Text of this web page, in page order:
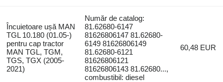
Încuietoare ușă MAN
TGL 10.180 (01.05-)
pentru cap tractor
MAN TGL, TGM,
TGS, TGX (2005-
2021)
Număr de catalog:
81.62680-6147
81626806147 81.62680-
6149 81626806149
81.62680-6121
81626806121
81626806143 81.62680...,
combustibil: diesel
60,48 EUR